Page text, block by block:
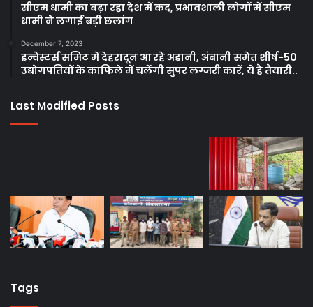
सीएम धामी का बढ़ा रहा देश में कद, प्रभावशाली लोगों में सीएम
धामी ने लगाई बड़ी छलांग
December 7, 2023
इन्वेस्टर्स समिट में देहरादून आ रहे अडानी, अंबानी समेत शीर्ष-50
उद्योगपतियों के काफिले में चलेंगी सुपर लग्जरी कारें, ये है तैयारी..
Last Modified Posts
Tags